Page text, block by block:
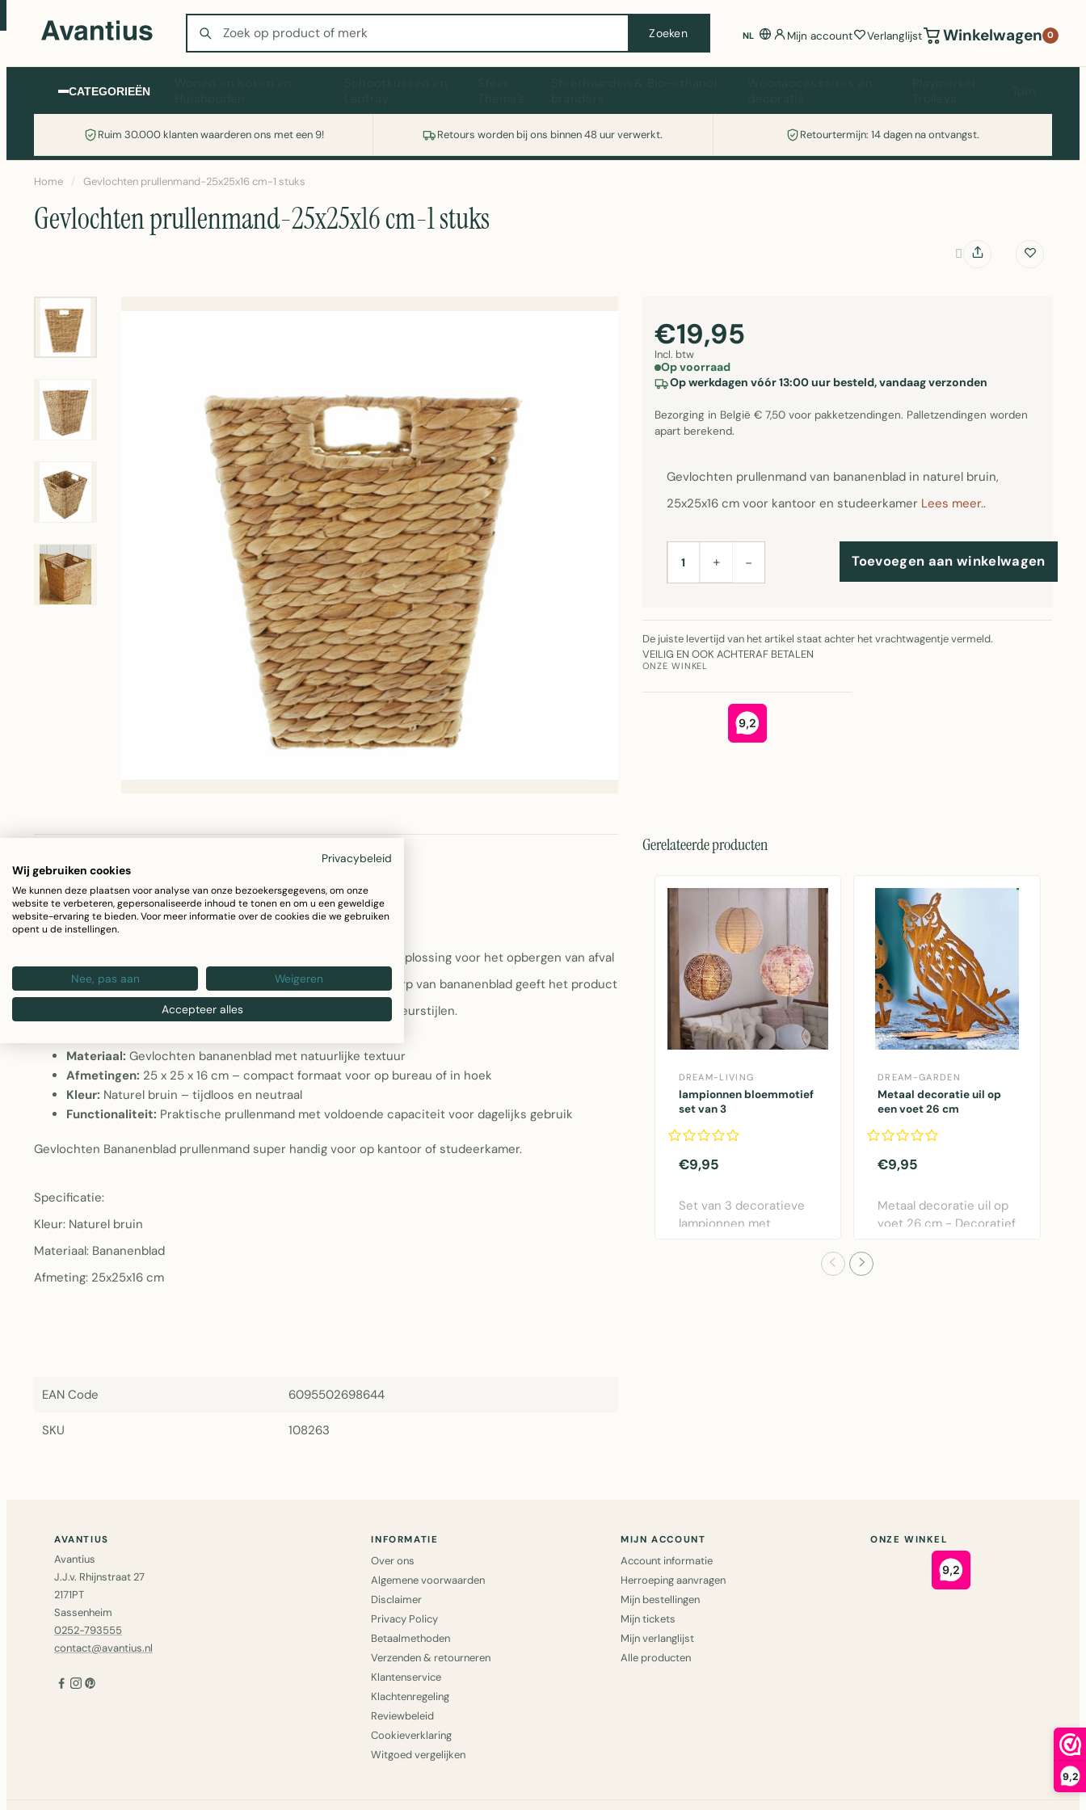
9,2
Zoeken
Zoeken NL Mijn account Verlanglijst Winkelwagen 0
CATEGORIEËN
Ruim 30.000 klanten waarderen ons met een 9! Retours worden bij ons binnen 48 uur verwerkt. Retourtermijn: 14 dagen na ontvangst.
Wasmachine of koelkast nodig? Vergelijk alle prijzen op Witgoedaanbod.nl
Home / Gevlochten prullenmand-25x25x16 cm-1 stuks
Gevlochten prullenmand-25x25x16 cm-1 stuks
€19,95
Incl. btw
Op voorraad
Op werkdagen vóór 13:00 uur besteld, vandaag verzonden
Bezorging in België € 7,50 voor pakketzendingen. Palletzendingen worden
apart berekend.
Gevlochten prullenmand van bananenblad in naturel bruin,
25x25x16 cm voor kantoor en studeerkamer Lees meer..
AANTAL+ − Toevoegen aan winkelwagen
De juiste levertijd van het artikel staat achter het vrachtwagentje vermeld.
VEILIG EN OOK ACHTERAF BETALEN
ONZE WINKEL
Gevlochten Prullenmand van Bananenblad
Deze gevlochten prullenmand biedt een natuurlijke en elegante oplossing voor het opbergen van afval
op kantoor, studeerkamer of werkplek. Het handgewerkte ontwerp van bananenblad geeft het product
een warm, organisch karakter dat goed aansluit bij diverse interieurstijlen.
Materiaal: Gevlochten bananenblad met natuurlijke textuur
Afmetingen: 25 x 25 x 16 cm – compact formaat voor op bureau of in hoek
Kleur: Naturel bruin – tijdloos en neutraal
Functionaliteit: Praktische prullenmand met voldoende capaciteit voor dagelijks gebruik
Gevlochten Bananenblad prullenmand super handig voor op kantoor of studeerkamer.
Specificatie:
Kleur: Naturel bruin
Materiaal: Bananenblad
Afmeting: 25x25x16 cm
EAN Code 6095502698644
SKU 108263
Gerelateerde producten
DREAM-LIVING
lampionnen bloemmotief
set van 3
€9,95
Set van 3 decoratieve
lampionnen met
DREAM-GARDEN
Metaal decoratie uil op
een voet 26 cm
€9,95
Metaal decoratie uil op
voet 26 cm - Decoratief
AVANTIUS
Avantius
J.J.v. Rhijnstraat 27
2171PT
Sassenheim
0252-793555
contact@avantius.nl
INFORMATIE
Over ons
Algemene voorwaarden
Disclaimer
Privacy Policy
Betaalmethoden
Verzenden & retourneren
Klantenservice
Klachtenregeling
Reviewbeleid
Cookieverklaring
Witgoed vergelijken
MIJN ACCOUNT
Account informatie
Herroeping aanvragen
Mijn bestellingen
Mijn tickets
Mijn verlanglijst
Alle producten
ONZE WINKEL
Privacybeleid
Wij gebruiken cookies
We kunnen deze plaatsen voor analyse van onze bezoekersgegevens, om onze
website te verbeteren, gepersonaliseerde inhoud te tonen en om u een geweldige
website-ervaring te bieden. Voor meer informatie over de cookies die we gebruiken
opent u de instellingen.
Nee, pas aan Weigeren
Accepteer alles